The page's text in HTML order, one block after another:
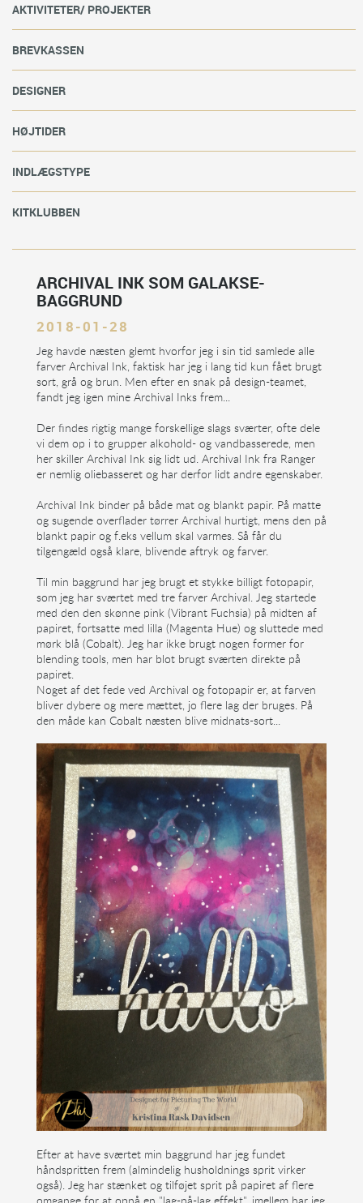
AKTIVITETER/ PROJEKTER
BREVKASSEN
DESIGNER
HØJTIDER
INDLÆGSTYPE
KITKLUBBEN
ARCHIVAL INK SOM GALAKSE-
BAGGRUND
2018-01-28
Jeg havde næsten glemt hvorfor jeg i sin tid samlede alle
farver Archival Ink, faktisk har jeg i lang tid kun fået brugt
sort, grå og brun. Men efter en snak på design-teamet,
fandt jeg igen mine Archival Inks frem...
Der findes rigtig mange forskellige slags sværter, ofte dele
vi dem op i to grupper alkohold- og vandbasserede, men
her skiller Archival Ink sig lidt ud. Archival Ink fra Ranger
er nemlig oliebasseret og har derfor lidt andre egenskaber.
Archival Ink binder på både mat og blankt papir. På matte
og sugende overflader tørrer Archival hurtigt, mens den på
blankt papir og f.eks vellum skal varmes. Så får du
tilgengæld også klare, blivende aftryk og farver.
Til min baggrund har jeg brugt et stykke billigt fotopapir,
som jeg har sværtet med tre farver Archival. Jeg startede
med den den skønne pink (Vibrant Fuchsia) på midten af
papiret, fortsatte med lilla (Magenta Hue) og sluttede med
mørk blå (Cobalt). Jeg har ikke brugt nogen former for
blending tools, men har blot brugt sværten direkte på
papiret.
Noget af det fede ved Archival og fotopapir er, at farven
bliver dybere og mere mættet, jo flere lag der bruges. På
den måde kan Cobalt næsten blive midnats-sort...
Efter at have sværtet min baggrund har jeg fundet
håndspritten frem (almindelig husholdnings sprit virker
også). Jeg har stænket og tilføjet sprit på papiret af flere